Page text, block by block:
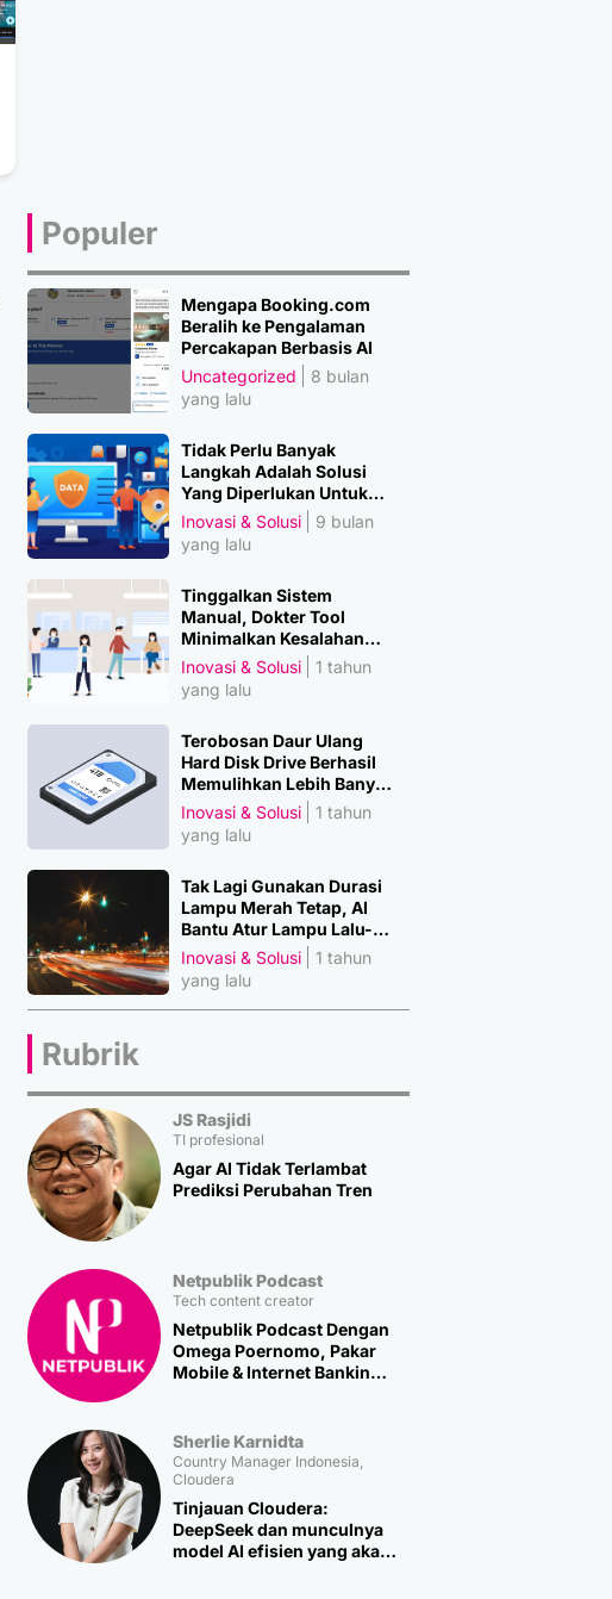
Populer
Mengapa Booking.com
Beralih ke Pengalaman
Percakapan Berbasis AI
Uncategorized
8 bulan
yang lalu
Tidak Perlu Banyak
Langkah Adalah Solusi
Yang Diperlukan Untuk
Amankan Data
Inovasi & Solusi
9 bulan
yang lalu
Tinggalkan Sistem
Manual, Dokter Tool
Minimalkan Kesalahan
Manusia
Inovasi & Solusi
1 tahun
yang lalu
Terobosan Daur Ulang
Hard Disk Drive Berhasil
Memulihkan Lebih Banyak
Material Penting
Inovasi & Solusi
1 tahun
yang lalu
Tak Lagi Gunakan Durasi
Lampu Merah Tetap, AI
Bantu Atur Lampu Lalu-
Lintas
Inovasi & Solusi
1 tahun
yang lalu
Rubrik
JS Rasjidi
TI profesional
Agar AI Tidak Terlambat
Prediksi Perubahan Tren
Netpublik Podcast
Tech content creator
Netpublik Podcast Dengan
Omega Poernomo, Pakar
Mobile & Internet Banking
Sherlie Karnidta
Country Manager Indonesia,
Cloudera
Tinjauan Cloudera:
DeepSeek dan munculnya
model AI efisien yang akan